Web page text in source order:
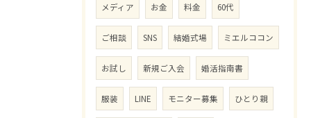
メディア お金 料金 60代
ご相談 SNS 結婚式場 ミエルココン
お試し 新規ご入会 婚活指南書
服装 LINE モニター募集 ひとり親